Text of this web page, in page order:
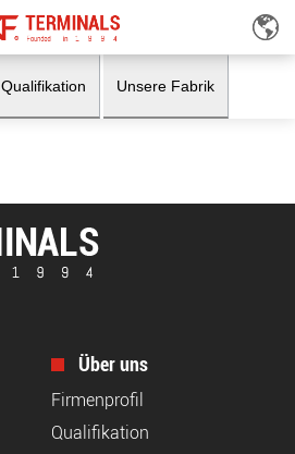
Zuhause
Qualifikation Unsere Fabrik
Über uns
Firmenprofil
Qualifikation